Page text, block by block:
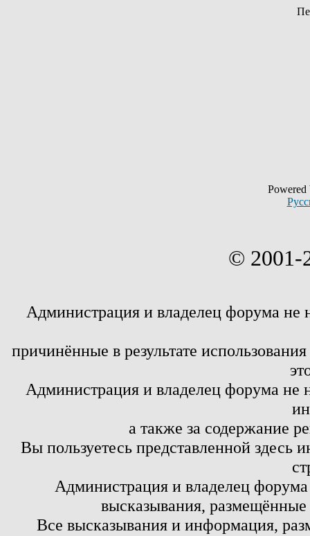
© 2001-
Администрация и владелец форума не
причинённые в результате
Администрация и владелец форума не
а также за содержание
Вы пользуетесь представленной здесь
Администрация и владелец
высказывания,
Все высказывания и информация,